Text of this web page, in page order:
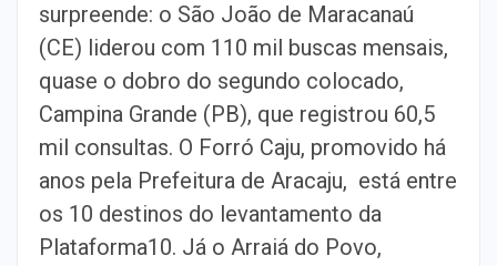
surpreende: o São João de Maracanaú
(CE) liderou com 110 mil buscas mensais,
quase o dobro do segundo colocado,
Campina Grande (PB), que registrou 60,5
mil consultas. O Forró Caju, promovido há
anos pela Prefeitura de Aracaju, está entre
os 10 destinos do levantamento da
Plataforma10. Já o Arraiá do Povo,